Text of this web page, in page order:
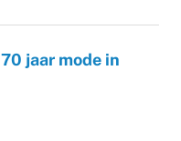
jaar mode in